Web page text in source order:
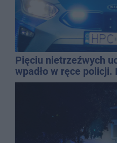
Pięciu nietrzeźwych
wpadło w ręce policji.
promila